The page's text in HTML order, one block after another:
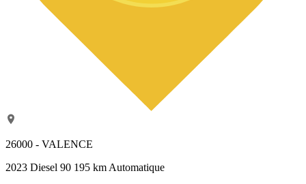
26000 - VALENCE
2023 Diesel 90 195 km Automatique